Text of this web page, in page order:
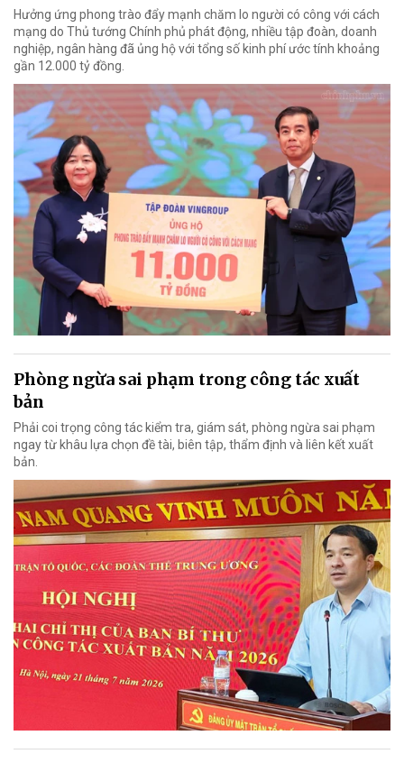
Hưởng ứng phong trào đẩy mạnh chăm lo người có công với cách
mạng do Thủ tướng Chính phủ phát động, nhiều tập đoàn, doanh
nghiệp, ngân hàng đã ủng hộ với tổng số kinh phí ước tính khoảng
gần 12.000 tỷ đồng.
Phòng ngừa sai phạm trong công tác xuất
bản
Phải coi trọng công tác kiểm tra, giám sát, phòng ngừa sai phạm
ngay từ khâu lựa chọn đề tài, biên tập, thẩm định và liên kết xuất
bản.